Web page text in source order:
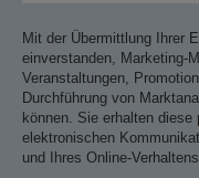
Mit der Übermittlung Ihrer
einverstanden, Marketing-
Veranstaltungen,
Durchführung von
können. Sie erhalten diese
elektronischen
und Ihres Online-